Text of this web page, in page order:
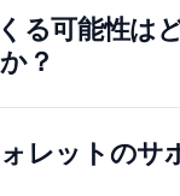
る可能性は
？
レットのサ